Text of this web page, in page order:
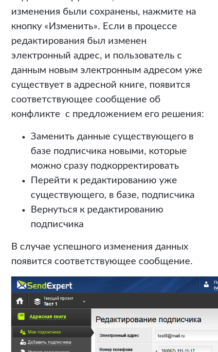
изменения были сохранены, нажмите на
кнопку «Изменить». Если в процессе
редактирования был изменен
электронный адрес, и пользователь с
данным новым электронным адресом уже
существует в адресной книге, появится
соответствующее сообщение об
конфликте с предложением его решения:
Заменить данные существующего в
базе подписчика новыми, которые
можно сразу подкорректировать
Перейти к редактированию уже
существующего, в базе, подписчика
Вернуться к редактированию
подписчика
В случае успешного изменения данных
появится соответствующее сообщение.